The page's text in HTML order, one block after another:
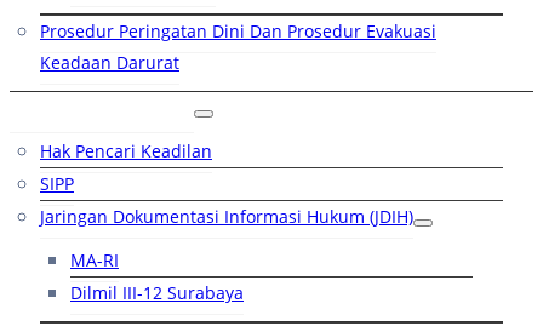
Prosedur Peringatan Dini Dan Prosedur Evakuasi
Keadaan Darurat
Hak Pencari Keadilan
SIPP
Jaringan Dokumentasi Informasi Hukum (JDIH)
MA-RI
Dilmil III-12 Surabaya